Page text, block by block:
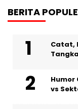
BERITA
Catat,
Humor
vs